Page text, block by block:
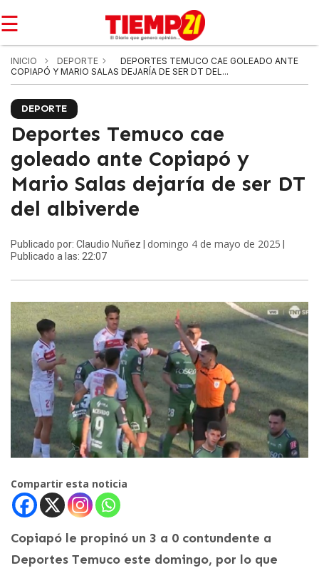
☰
INICIO DEPORTE
DEPORTES TEMUCO CAE GOLEADO ANTE
COPIAPÓ Y MARIO SALAS DEJARÍA DE SER DT DEL...
DEPORTE
Deportes Temuco cae
goleado ante Copiapó y
Mario Salas dejaría de ser DT
del albiverde
Publicado por: Claudio Nuñez | domingo 4 de mayo de 2025
Publicado a las: 22:07
Compartir esta noticia
Copiapó le propinó un 3 a 0 contundente a
Deportes Temuco este domingo, por lo que